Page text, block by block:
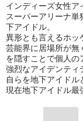
インディーズ女性ア
スーパーアリーナ
下アイドル。
異形とも言えるホッ
芸能界に居場所が無
を隠すことで個人
強烈なアイデンティ
自らを地下アイドル
現在地下アイドル最